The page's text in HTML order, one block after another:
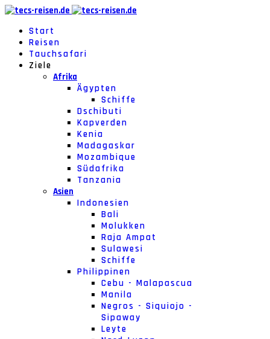
Start
Reisen
Tauchsafari
Ziele
Afrika
Ägypten
Schiffe
Dschibuti
Kapverden
Kenia
Madagaskar
Mozambique
Südafrika
Tanzania
Asien
Indonesien
Bali
Molukken
Raja Ampat
Sulawesi
Schiffe
Philippinen
Cebu - Malapascua
Manila
Negros - Siquiojo -
Sipaway
Leyte